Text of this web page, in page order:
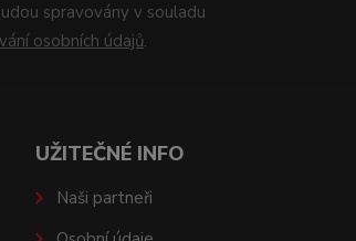
spravovány v souladu
osobních údajů.
UŽITEČNÉ INFO
Naši partneři